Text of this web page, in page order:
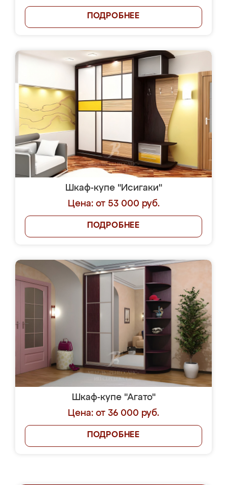
ПОДРОБНЕЕ
Шкаф-купе "Исигаки"
Цена: от 53 000 руб.
ПОДРОБНЕЕ
Шкаф-купе "Агато"
Цена: от 36 000 руб.
ПОДРОБНЕЕ